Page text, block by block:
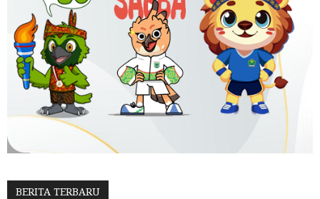
BERITA TERBARU